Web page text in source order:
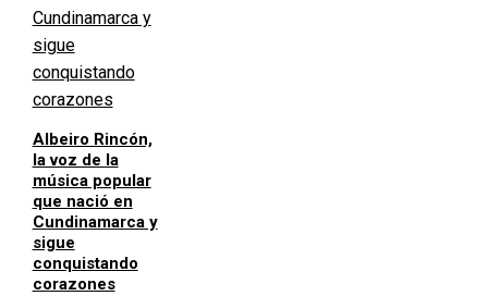
Albeiro Rincón,
la voz de la
música popular
que nació en
Cundinamarca y
sigue
conquistando
corazones